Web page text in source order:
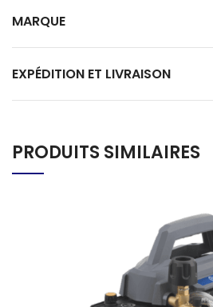
MARQUE
EXPÉDITION ET LIVRAISON
PRODUITS SIMILAIRES